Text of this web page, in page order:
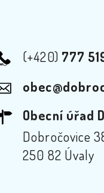
(+420) 777
Obecní úřad
Dobročovice
250 82 Úvaly